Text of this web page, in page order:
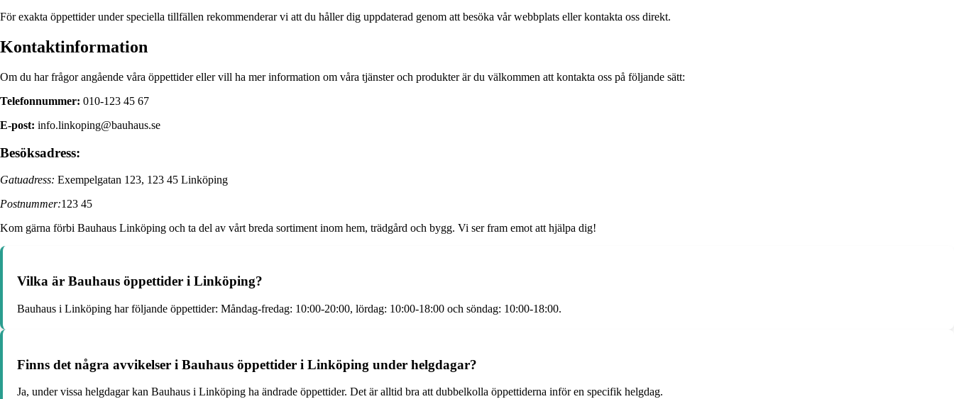
För exakta öppettider under speciella tillfällen rekommenderar vi att du håller dig uppdaterad genom att besöka vår webbplats eller kontakta oss direkt.
Kontaktinformation
Om du har frågor angående våra öppettider eller vill ha mer information om våra tjänster och produkter är du välkommen att kontakta oss på följande sätt:
Telefonnummer: 010-123 45 67
E-post: info.linkoping@bauhaus.se
Besöksadress:
Gatuadress: Exempelgatan 123, 123 45 Linköping
Postnummer:123 45
Kom gärna förbi Bauhaus Linköping och ta del av vårt breda sortiment inom hem, trädgård och bygg. Vi ser fram emot att hjälpa dig!
Vilka är Bauhaus öppettider i Linköping?
Bauhaus i Linköping har följande öppettider: Måndag-fredag: 10:00-20:00, lördag: 10:00-18:00 och söndag: 10:00-18:00.
Finns det några avvikelser i Bauhaus öppettider i Linköping under helgdagar?
Ja, under vissa helgdagar kan Bauhaus i Linköping ha ändrade öppettider. Det är alltid bra att dubbelkolla öppettiderna inför en specifik helgdag.